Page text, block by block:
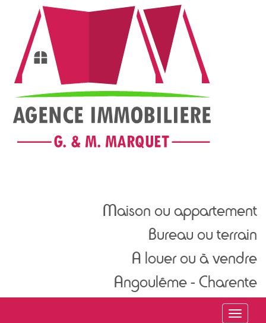
Maison ou appartement
Bureau ou terrain
A louer ou à vendre
Angoulême - Charente
Menu